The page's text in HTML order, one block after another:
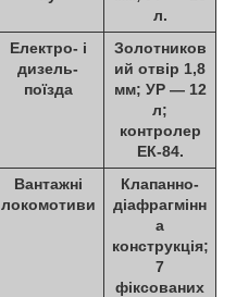
л.
Електро- і
дизель-
поїзда
Золотников
ий отвір 1,8
мм; УР — 12
л;
контролер
ЕК-84.
Вантажні
локомотиви
Клапанно-
діафрагмінн
а
конструкція;
7
фіксованих